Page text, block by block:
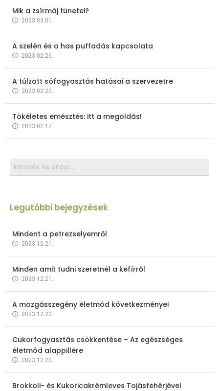
Mik a zsírmáj tünetei?
2023.03.01.
A szelén és a has puffadás kapcsolata
2023.02.26.
A túlzott sófogyasztás hatásai a szervezetre
2023.02.20.
Tökéletes emésztés: itt a megoldás!
2023.02.17.
Legutóbbi bejegyzések
Mindent a petrezselyemről
2023.12.21.
Minden amit tudni szeretnél a kefírről
2023.12.21.
A mozgásszegény életmód következményei
2023.12.20.
Cukorfogyasztás csökkentése – Az egészséges
életmód alappillére
2023.12.20.
Brokkoli- és Kukoricakrémleves Tojásfehérjével